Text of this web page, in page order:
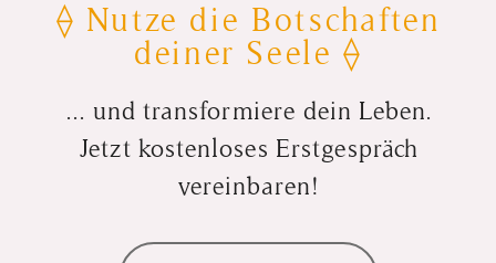
⟠ Nutze die Botschaften
deiner Seele ⟠
... und transformiere dein Leben.
Jetzt kostenloses Erstgespräch
vereinbaren!